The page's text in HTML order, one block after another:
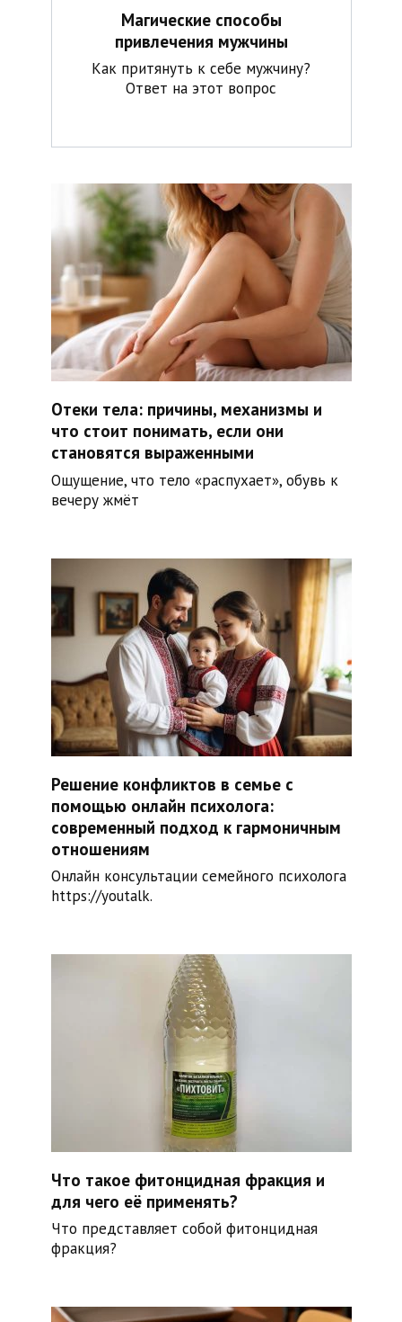
Магические способы
привлечения мужчины
Как притянуть к себе мужчину?
Ответ на этот вопрос
Отеки тела: причины, механизмы и
что стоит понимать, если они
становятся выраженными
Ощущение, что тело «распухает», обувь к
вечеру жмёт
Решение конфликтов в семье с
помощью онлайн психолога:
современный подход к гармоничным
отношениям
Онлайн консультации семейного психолога
https://youtalk.
Что такое фитонцидная фракция и
для чего её применять?
Что представляет собой фитонцидная
фракция?